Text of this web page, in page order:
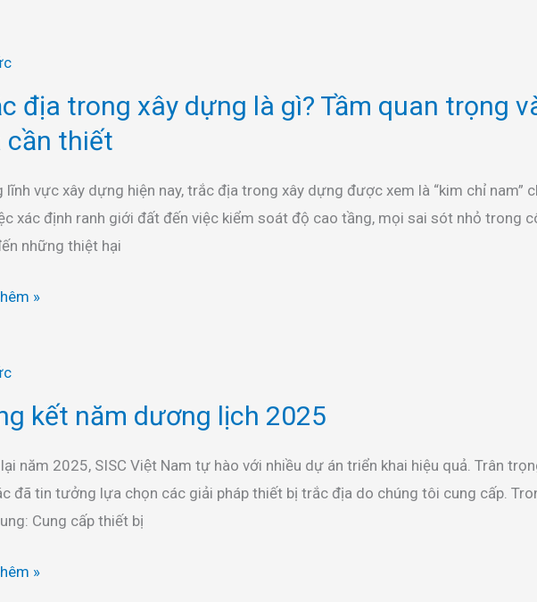
địa trong xây dựng là gì? Tầm quan trọng
cần thiết
lĩnh vực xây dựng hiện nay, trắc địa trong xây dựng được xem là “kim chỉ nam”
xác định ranh giới đất đến việc kiểm soát độ cao tầng, mọi sai sót nhỏ trong
những thiệt hại
»
kết năm dương lịch 2025
năm 2025, SISC Việt Nam tự hào với nhiều dự án triển khai hiệu quả. Trân
đã tin tưởng lựa chọn các giải pháp thiết bị trắc địa do chúng tôi cung cấp.
Cung cấp thiết bị
»